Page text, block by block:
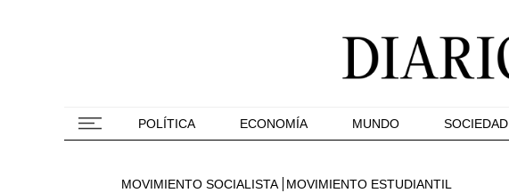
POLÍTICA ECONOMÍA MUNDO SOCIEDAD
MOVIMIENTO SOCIALISTA MOVIMIENTO ESTUDIANTIL